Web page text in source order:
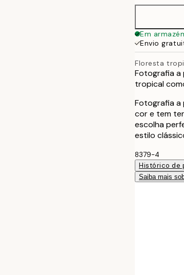
Em
Envio
Floresta
Fotografia a
tropical
Fotografia a
cor e tem
escolha
estilo
8379-4
Histórico de
Saiba mais